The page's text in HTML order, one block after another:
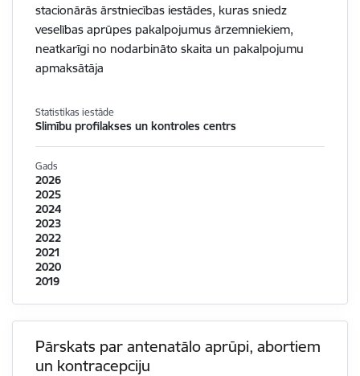
stacionārās ārstniecības iestādes, kuras sniedz
veselības aprūpes pakalpojumus ārzemniekiem,
neatkarīgi no nodarbināto skaita un pakalpojumu
apmaksātāja
Statistikas iestāde
Slimību profilakses un kontroles centrs
Gads
2026
2025
2024
2023
2022
2021
2020
2019
Pārskats par antenatālo aprūpi, abortiem
un kontracepciju